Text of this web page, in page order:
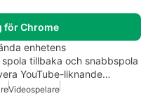
för Chrome
enhetens
tillbaka och snabbspola
YouTube-liknande…
Videospelare